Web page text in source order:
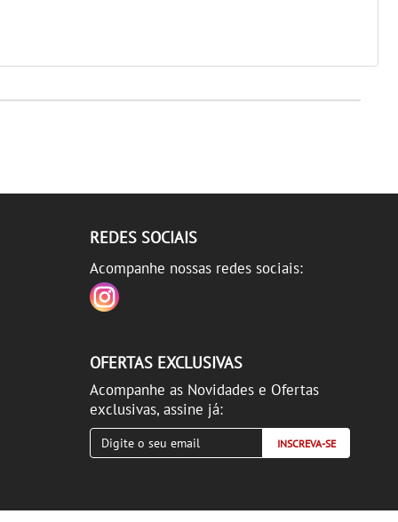
REDES SOCIAIS
Acompanhe nossas redes sociais:
OFERTAS EXCLUSIVAS
Acompanhe as Novidades e Ofertas
exclusivas, assine já:
INSCREVA-SE